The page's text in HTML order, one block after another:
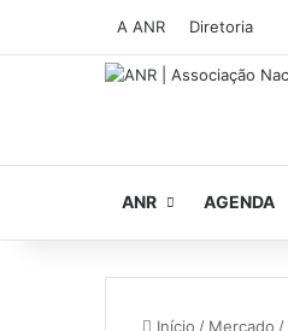
A ANR Diretoria
ANR AGENDA
Início / Mercado /